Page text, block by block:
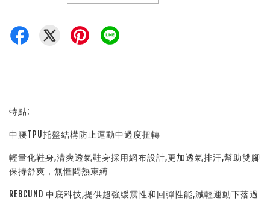
特點:
中腰TPU托盤結構防止運動中過度扭轉
輕量化鞋身,清爽透氣鞋身採用網布設計,更加透氣排汗,幫助雙腳
保持舒爽，無懼悶熱束縛
REBCUND 中底科技,提供超強缓震性和回彈性能,減輕運動下落過